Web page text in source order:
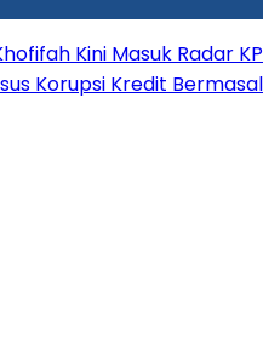
Kini Masuk Radar
Korupsi Kredit